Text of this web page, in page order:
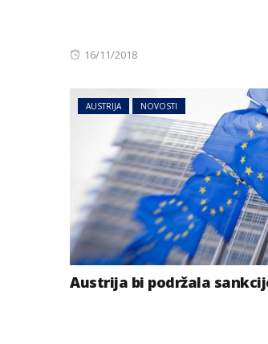
Posted
16/11/2018
AUSTRIJA NOVOSTI
Austrija bi podržala